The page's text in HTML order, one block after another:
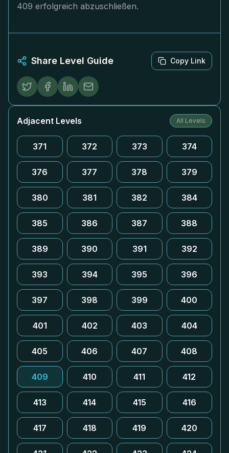
409 erfolgreich abzuschließen.
Share Level Guide Copy Link
Adjacent Levels All Levels
371 372 373 374
376 377 378 379
380 381 382 384
385 386 387 388
389 390 391 392
393 394 395 396
397 398 399 400
401 402 403 404
405 406 407 408
409 410 411 412
413 414 415 416
417 418 419 420